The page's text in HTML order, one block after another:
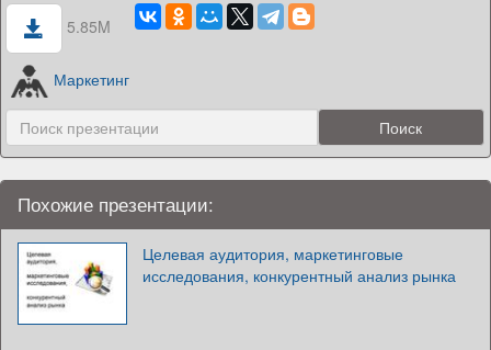
5.85M
Маркетинг
Похожие презентации:
Целевая аудитория, маркетинговые
исследования, конкурентный анализ рынка